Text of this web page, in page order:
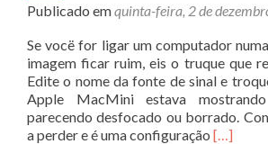
Publicado emquinta-feira, 2 de
Se vocë for ligar um computador
imagem ficar ruim, eis o truque que
Edite o nome da fonte de sinal e
Apple MacMini estava
parecendo desfocado ou borrado.
a perder e é uma configuração Leia
[…]